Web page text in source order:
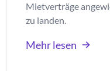
Mietverträge
zu landen.
Mehr lesen